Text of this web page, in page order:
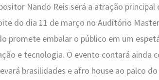
Nando Reis será a atração
do dia 11 de março no Auditório
promete embalar o público em um
e tecnologia. O evento contará ainda
brasilidades e afro house ao palco